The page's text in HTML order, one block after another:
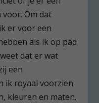
voor. Om dat
er voor een
als ik op pad
dat er wat
een
ik royaal voorzien
kleuren en maten.